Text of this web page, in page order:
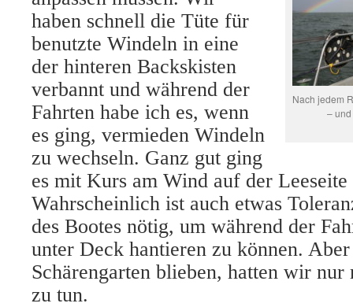
Nach jedem
–
haben schnell die Tüte für
benutzte Windeln in eine
der hinteren Backskisten
verbannt und während der
Fahrten habe ich es, wenn
es ging, vermieden Windeln
zu wechseln. Ganz gut ging
es mit Kurs am Wind auf der
Wahrscheinlich ist auch etwas
des Bootes nötig, um während der
unter Deck hantieren zu können.
Schärengarten blieben, hatten wir
zu tun.